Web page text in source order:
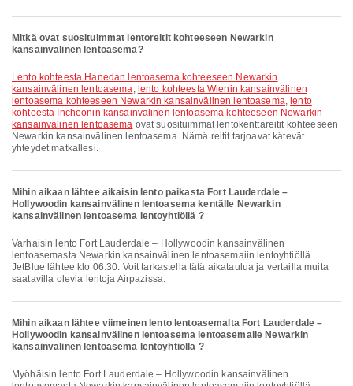
Mitkä ovat suosituimmat lentoreitit kohteeseen Newarkin
kansainvälinen lentoasema?
lento kohteesta Hanedan lentoasema kohteeseen Newarkin
kansainvälinen lentoasema, lento kohteesta Wienin kansainvälinen
lentoasema kohteeseen Newarkin kansainvälinen lentoasema, lento
kohteesta Incheonin kansainvälinen lentoasema kohteeseen Newarkin
kansainvälinen lentoasema ovat suosituimmat lentokenttäreitit kohteeseen
Newarkin kansainvälinen lentoasema. Nämä reitit tarjoavat kätevät
yhteydet matkallesi.
Mihin aikaan lähtee aikaisin lento paikasta Fort Lauderdale –
Hollywoodin kansainvälinen lentoasema kentälle Newarkin
kansainvälinen lentoasema lentoyhtiöllä ?
Varhaisin lento Fort Lauderdale – Hollywoodin kansainvälinen
lentoasemasta Newarkin kansainvälinen lentoasemaiin lentoyhtiöllä
JetBlue lähtee klo 06.30. Voit tarkastella tätä aikataulua ja vertailla muita
saatavilla olevia lentoja Airpazissa.
Mihin aikaan lähtee viimeinen lento lentoasemalta Fort Lauderdale –
Hollywoodin kansainvälinen lentoasema lentoasemalle Newarkin
kansainvälinen lentoasema lentoyhtiöllä ?
Myöhäisin lento Fort Lauderdale – Hollywoodin kansainvälinen